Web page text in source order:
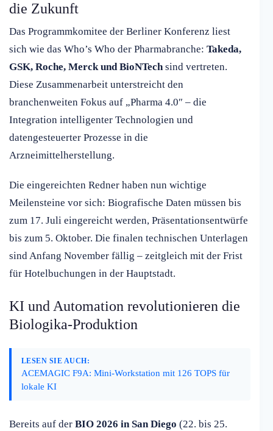
die Zukunft
Das Programmkomitee der Berliner Konferenz liest
sich wie das Who’s Who der Pharmabranche: Takeda,
GSK, Roche, Merck und BioNTechsind vertreten.
Diese Zusammenarbeit unterstreicht den
branchenweiten Fokus auf „Pharma 4.0″ – die
Integration intelligenter Technologien und
datengesteuerter Prozesse in die
Arzneimittelherstellung.
Die eingereichten Redner haben nun wichtige
Meilensteine vor sich: Biografische Daten müssen bis
zum 17. Juli eingereicht werden, Präsentationsentwürfe
bis zum 5. Oktober. Die finalen technischen Unterlagen
sind Anfang November fällig – zeitgleich mit der Frist
für Hotelbuchungen in der Hauptstadt.
KI und Automation revolutionieren die
Biologika-Produktion
LESEN SIE AUCH:
ACEMAGIC F9A: Mini-Workstation mit 126 TOPS für
lokale KI
Bereits auf der BIO 2026 in San Diego (22. bis 25.